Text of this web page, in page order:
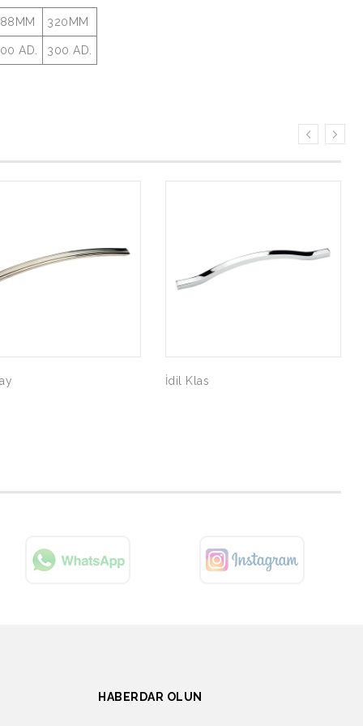
320MM
AD. 300 AD.
İdil Klas
HABERDAR OLUN